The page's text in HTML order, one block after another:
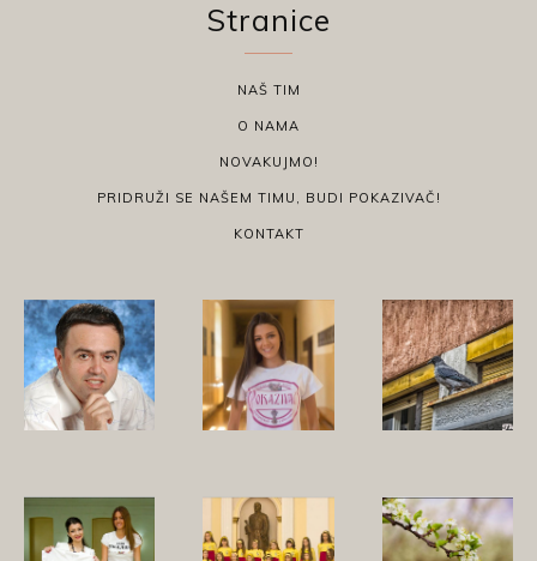
Stranice
NAŠ TIM
O NAMA
NOVAKUJMO!
PRIDRUŽI SE NAŠEM TIMU, BUDI POKAZIVAČ!
KONTAKT